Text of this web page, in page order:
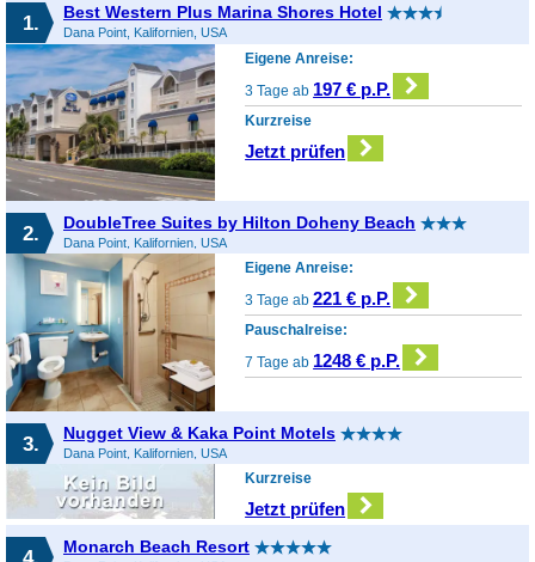
1. Best Western Plus Marina Shores Hotel
Dana Point, Kalifornien, USA
Eigene Anreise:
3 Tage ab 197 € p.P.
Kurzreise
Jetzt prüfen
2. DoubleTree Suites by Hilton Doheny Beach
Dana Point, Kalifornien, USA
Eigene Anreise:
3 Tage ab221 € p.P.
Pauschalreise:
7 Tage ab 1248 € p.P.
3. Nugget View & Kaka Point Motels
Dana Point, Kalifornien, USA
Kurzreise
Jetzt prüfen
Monarch Beach Resort